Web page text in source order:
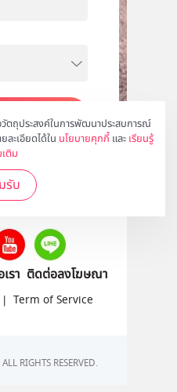
ตถุประสงค์ในการพัฒนาประสบการณ์
ละเอียดได้ใน นโยบายคุกกี้ และ เรียนรู้
ติม
รับ
ราได้ที่
รา ติดต่อลงโฆษณา
| Term of Service
RIGHTS RESERVED.